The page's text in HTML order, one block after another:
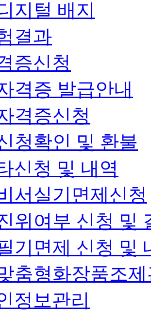
지털 배지
결과
증신청
격증 발급안내
격증신청
청확인 및 환불
신청 및 내역
서실기면제신청
위여부 신청 및
기면제 신청 및
춤형화장품조
정보관리